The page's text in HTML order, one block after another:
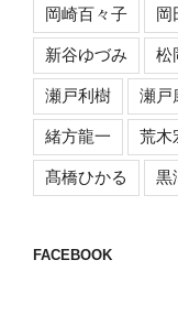
岡崎百々子 岡
新谷ゆづみ 松
瀬戸利樹 瀬戸
緒方龍一 荒木
髙橋ひかる 黒
FACEBOOK